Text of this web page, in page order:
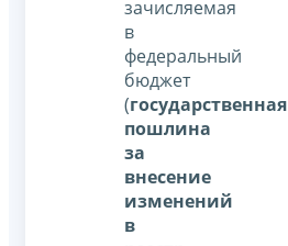
зачисляемая
в
федеральный
бюджет
(государственная
пошлина
за
внесение
изменений
в